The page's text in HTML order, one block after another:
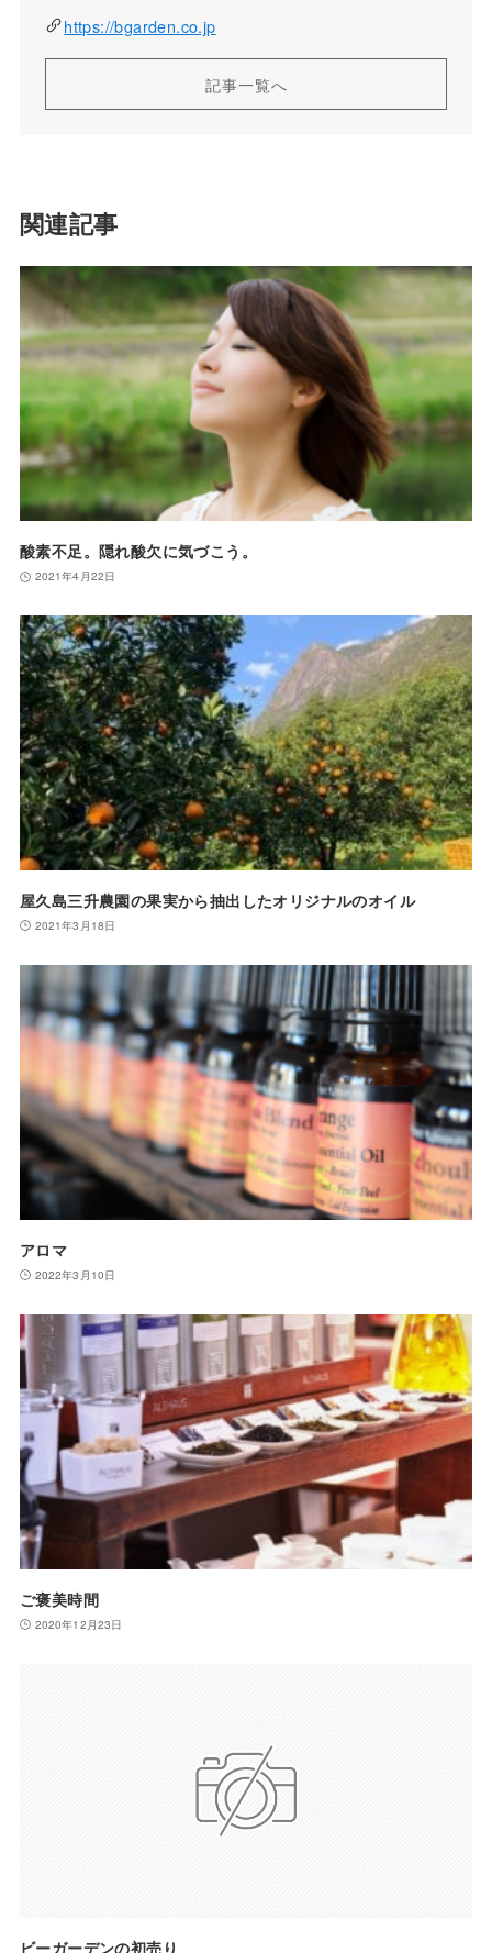
https://bgarden.co.jp
記事一覧へ
関連記事
酸素不足。隠れ酸欠に気づこう。
2021年4月22日
屋久島三升農園の果実から抽出したオリジナルのオイル
2021年3月18日
アロマ
2022年3月10日
ご褒美時間
2020年12月23日
ビーガーデンの初売り